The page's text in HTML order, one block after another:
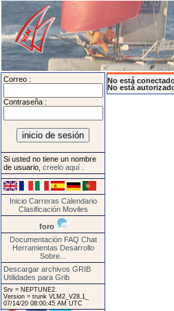
Correo :
Contraseña :
Si usted no tiene un nombre
de usuario, creelo aquí
Inicio Carreras Calendario
Clasificación Moviles
foro
Documentación FAQ Chat
Herramientas Desarrollo
Sobre...
Descargar archivos GRIB
Utilidades para Grib
Srv = NEPTUNE2.
Version = trunk VLM2_V28.1_
07/14/20 08:00:45 AM UTC
No está
No está